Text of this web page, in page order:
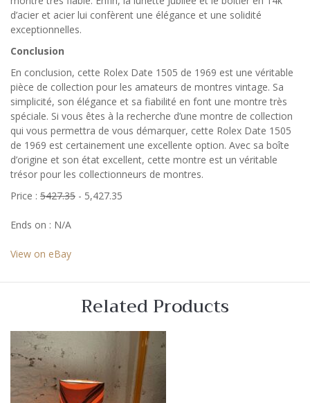
d’acier et acier lui confèrent une élégance et une solidité
exceptionnelles.
Conclusion
En conclusion, cette Rolex Date 1505 de 1969 est une véritable
pièce de collection pour les amateurs de montres vintage. Sa
simplicité, son élégance et sa fiabilité en font une montre très
spéciale. Si vous êtes à la recherche d’une montre de collection
qui vous permettra de vous démarquer, cette Rolex Date 1505
de 1969 est certainement une excellente option. Avec sa boîte
d’origine et son état excellent, cette montre est un véritable
trésor pour les collectionneurs de montres.
Price : 5427.35 - 5,427.35
Ends on : N/A
View on eBay
Related Products